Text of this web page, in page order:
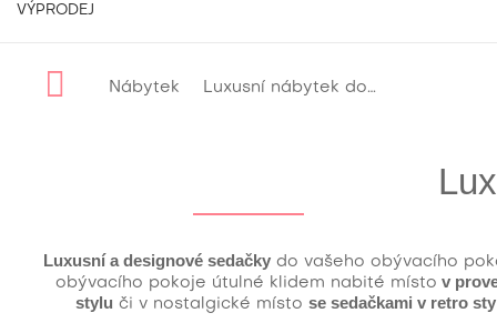
VÝPRODEJ
Nábytek Luxusní nábytek do obývacího pokoje
Luxusní a designové sedačky do vašeho obývacího
obývacího pokoje útulné klidem nabité místo v
stylu či v nostalgické místo se sedačkami v retro